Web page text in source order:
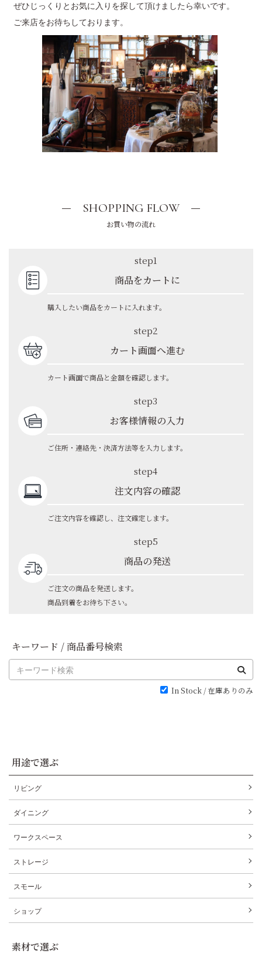
ぜひじっくりとお気に入りを探して頂けましたら幸いです。
ご来店をお待ちしております。
SHOPPING FLOW
お買い物の流れ
step1
商品をカートに
購入したい商品をカートに入れます。
step2
カート画面へ進む
カート画面で商品と金額を確認します。
step3
お客様情報の入力
ご住所・連絡先・決済方法等を入力します。
step4
注文内容の確認
ご注文内容を確認し、注文確定します。
step5
商品の発送
ご注文の商品を発送します。
商品到着をお待ち下さい。
キーワード / 商品番号検索
In Stock / 在庫ありのみ
用途で選ぶ
リビング
ダイニング
ワークスペース
ストレージ
スモール
ショップ
素材で選ぶ